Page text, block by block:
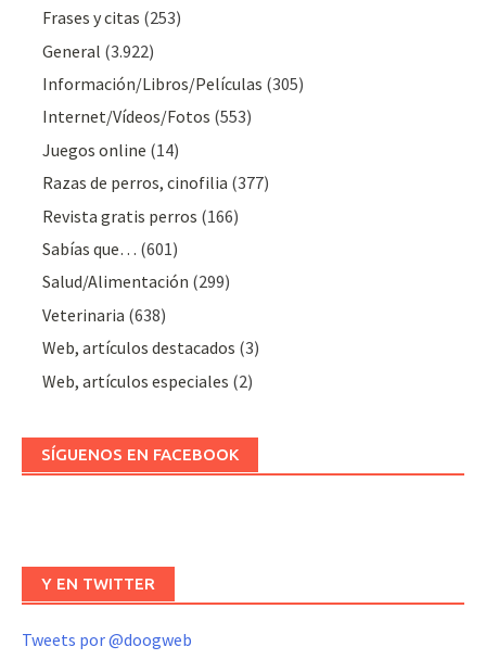
Frases y citas (253)
General (3.922)
Información/Libros/Películas (305)
Internet/Vídeos/Fotos (553)
Juegos online (14)
Razas de perros, cinofilia (377)
Revista gratis perros (166)
Sabías que… (601)
Salud/Alimentación (299)
Veterinaria (638)
Web, artículos destacados (3)
Web, artículos especiales (2)
SÍGUENOS EN FACEBOOK
Y EN TWITTER
Tweets por @doogweb